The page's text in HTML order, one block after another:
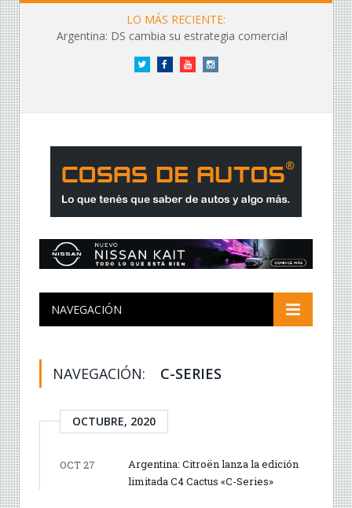
LO MÁS RECIENTE:
Argentina: DS cambia su estrategia comercial
Twitter FacebookYouTubeInstagram
NAVEGACIÓN
NAVEGACIÓN: C-SERIES
OCTUBRE, 2020
OCT 27
Argentina: Citroën lanza la edición
limitada C4 Cactus «C-Series»